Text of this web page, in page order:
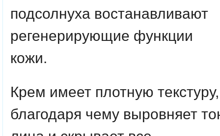
подсолнуха востанавливают
регенерирующие функции
кожи.
Крем имеет плотную текстуру,
благодаря чему выровняет